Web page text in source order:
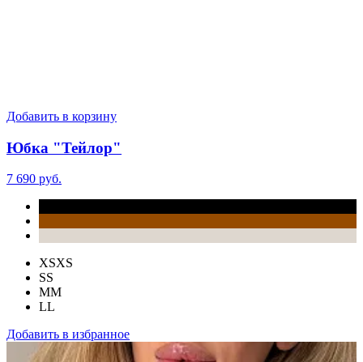
Добавить в корзину
Юбка "Тейлор"
7 690 руб.
XSXS
SS
MM
LL
Добавить в избранное